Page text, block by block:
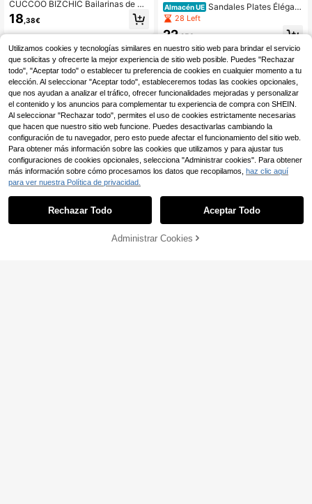
CUCCOO BIZCHIC Bailarinas de pu
nta fina con tacón bajo versátiles y
cómodas con correa trasera en colo
r blanco, zapatos casuales sin talón
para vestir, trabajo y transporte, par
a Navidad y primavera
18,38€
Almacén UE Sandales Plates Élégant
es avec Bride Cheville – Confort y E
stilo para el Été
28 Left
22,25€
AÑADIR A LA BOLSA
Utilizamos cookies y tecnologías similares en nuestro sitio web para brindar el servicio
que solicitas y ofrecerte la mejor experiencia de sitio web posible. Puedes "Rechazar
todo", "Aceptar todo" o establecer tu preferencia de cookies en cualquier momento a tu
elección. Al seleccionar "Aceptar todo", estableceremos todas las cookies opcionales,
que nos ayudan a analizar el tráfico, ofrecer funcionalidades mejoradas y personalizar
el contenido y los anuncios para complementar tu experiencia de compra con SHEIN.
Al seleccionar "Rechazar todo", permites el uso de cookies estrictamente necesarias
que hacen que nuestro sitio web funcione. Puedes desactivarlas cambiando la
configuración de tu navegador, pero esto puede afectar el funcionamiento del sitio web.
Para obtener más información sobre las cookies que utilizamos y para ajustar tus
configuraciones de cookies opcionales, selecciona "Administrar cookies". Para obtener
más información sobre cómo procesamos los datos que recopilamos, haz clic aquí
para ver nuestra Política de privacidad.
Rechazar Todo Aceptar Todo
Administrar Cookies